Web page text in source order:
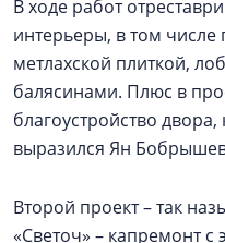
В ходе работ
интерьеры, в том
метлахской плиткой,
балясинами. Плюс в
благоустройство
выразился Ян
Второй проект – так
«Светоч» – капремонт